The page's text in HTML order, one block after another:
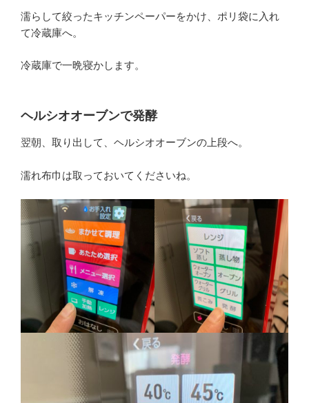
濡らして絞ったキッチンペーパーをかけ、ポリ袋に入れ
て冷蔵庫へ。
冷蔵庫で一晩寝かします。
ヘルシオオーブンで発酵
翌朝、取り出して、ヘルシオオーブンの上段へ。
濡れ布巾は取っておいてくださいね。